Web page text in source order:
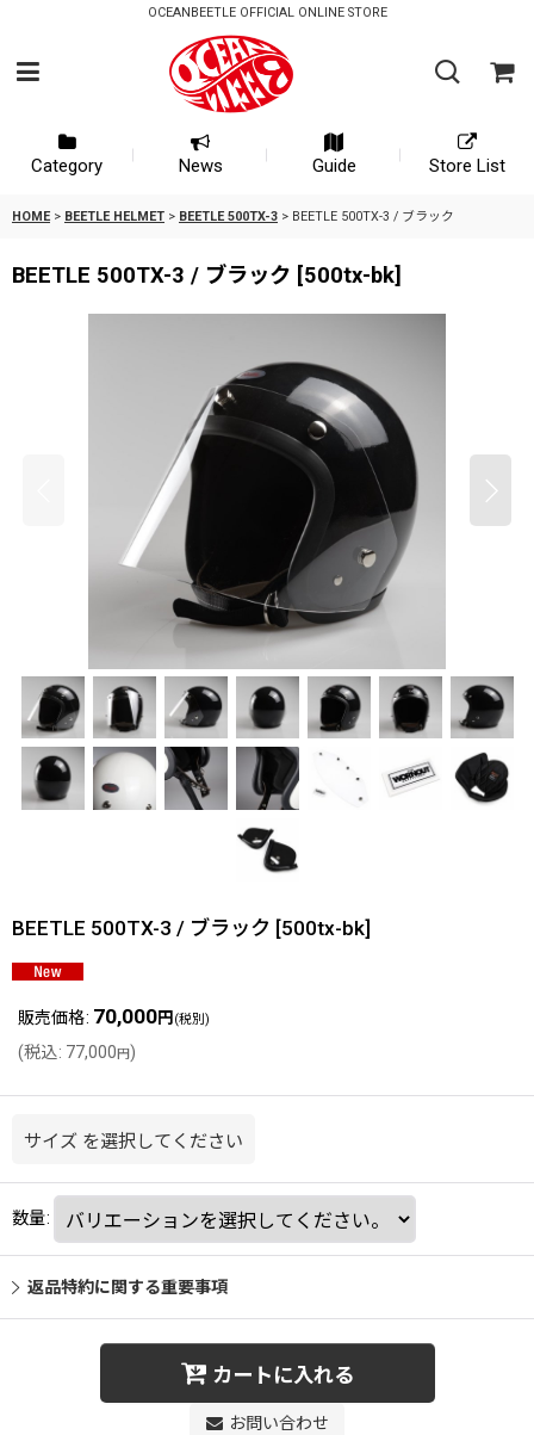
OCEANBEETLE OFFICIAL ONLINE STORE
Category News Guide Store List
HOME > BEETLE HELMET > BEETLE 500TX-3 > BEETLE 500TX-3 / ブラック
BEETLE 500TX-3 / ブラック [500tx-bk]
BEETLE 500TX-3 / ブラック [500tx-bk]
販売価格: 70,000円 (税別)
(税込: 77,000円)
サイズ を選択してください
数量:
返品特約に関する重要事項
カートに入れる
お問い合わせ